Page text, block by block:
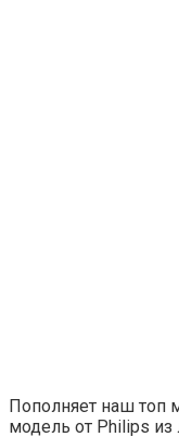
Пополняет наш топ
модель от Philips из